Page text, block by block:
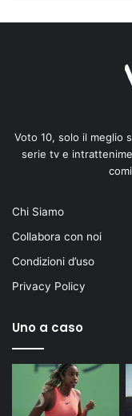
Voto 10, solo il meglio
serie tv e
Chi Siamo
Collabora con noi
Condizioni d’uso
Privacy Policy
Uno a caso